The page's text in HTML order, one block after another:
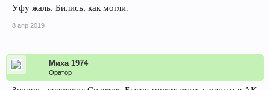
Уфу жаль. Бились, как могли.
8 апр 2019
Миха 1974
Оратор